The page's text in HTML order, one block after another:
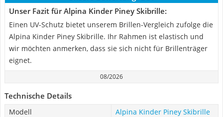
Unser Fazit für Alpina Kinder Piney Skibrille:
Einen UV-Schutz bietet unserem Brillen-Vergleich zufolge die
Alpina Kinder Piney Skibrille. Ihr Rahmen ist elastisch und
wir möchten anmerken, dass sie sich nicht für Brillenträger
eignet.
08/2026
Technische Details
Modell
Alpina Kinder Piney Skibrille